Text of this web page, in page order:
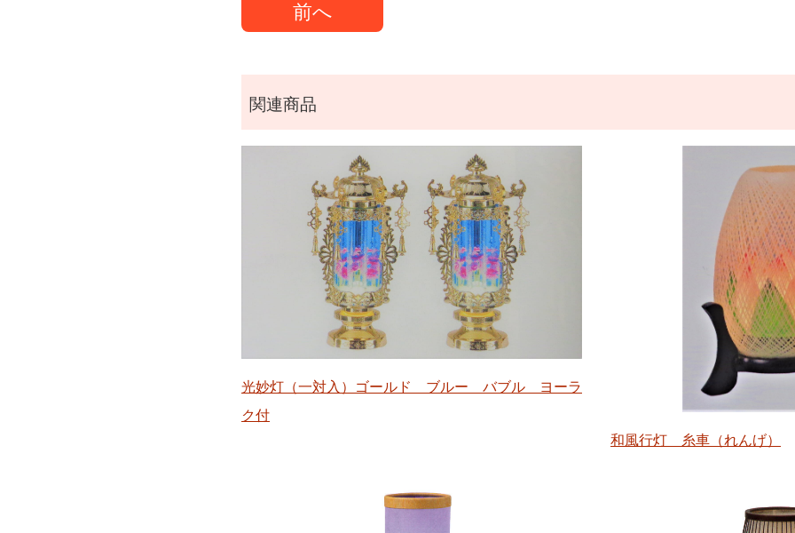
前へ
関連商品
光妙灯（一対入）ゴールド ブルー バブル ヨーラ
ク付
和風行灯 糸車（れんげ）